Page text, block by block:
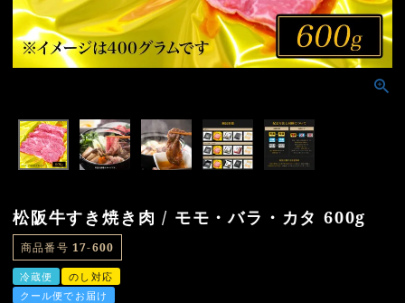
松阪牛すき焼き肉 / モモ・バラ・カタ 600g
商品番号 17-600
冷蔵便
のし対応
クール便でお届け